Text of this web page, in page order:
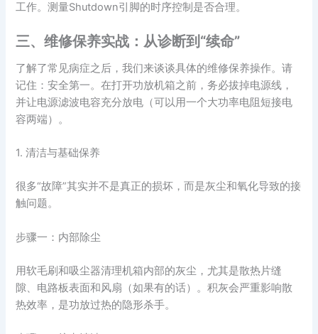
工作。测量Shutdown引脚的时序控制是否合理。
三、维修保养实战：从诊断到“续命”
了解了常见病症之后，我们来谈谈具体的维修保养操作。请
记住：安全第一。在打开功放机箱之前，务必拔掉电源线，
并让电源滤波电容充分放电（可以用一个大功率电阻短接电
容两端）。
1. 清洁与基础保养
很多“故障”其实并不是真正的损坏，而是灰尘和氧化导致的接
触问题。
步骤一：内部除尘
用软毛刷和吸尘器清理机箱内部的灰尘，尤其是散热片缝
隙、电路板表面和风扇（如果有的话）。积灰会严重影响散
热效率，是功放过热的隐形杀手。